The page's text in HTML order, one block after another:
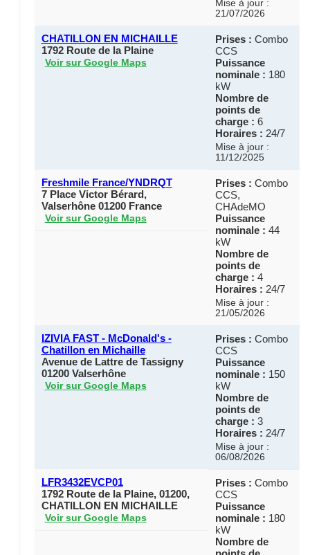
Mise à jour :
21/07/2026
CHATILLON EN MICHAILLE
1792 Route de la Plaine
Voir sur Google Maps
Prises : Combo
CCS
Puissance
nominale : 180
kW
Nombre de
points de
charge : 6
Horaires : 24/7
Mise à jour :
11/12/2025
Freshmile France/YNDRQT
7 Place Victor Bérard,
Valserhône 01200 France
Voir sur Google Maps
Prises : Combo
CCS,
CHAdeMO
Puissance
nominale : 44
kW
Nombre de
points de
charge : 4
Horaires : 24/7
Mise à jour :
21/05/2026
IZIVIA FAST - McDonald's -
Chatillon en Michaille
Avenue de Lattre de Tassigny
01200 Valserhône
Voir sur Google Maps
Prises : Combo
CCS
Puissance
nominale : 150
kW
Nombre de
points de
charge : 3
Horaires : 24/7
Mise à jour :
06/08/2026
LFR3432EVCP01
1792 Route de la Plaine, 01200,
CHATILLON EN MICHAILLE
Voir sur Google Maps
Prises : Combo
CCS
Puissance
nominale : 180
kW
Nombre de